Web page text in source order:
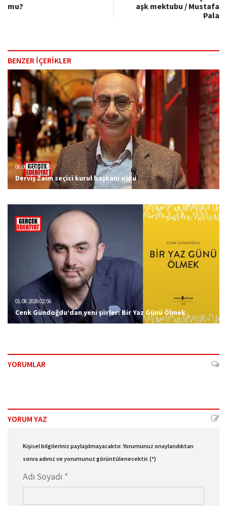
mu?
aşk mektubu / Mustafa
Pala
BENZER İÇERİKLER
06.08.2026 23:51
Derviş Zaim seçici kurul başkanı oldu
01.08.2026 02:56
Cenk Gündoğdu’dan yeni şiirler: Bir Yaz Günü Ölmek
YORUMLAR
YORUM YAZ
Kişisel bilgileriniz paylaşılmayacaktır. Yorumunuz onaylandıktan
sonra adınız ve yorumunuz görüntülenecektir. (*)
Adı Soyadı *